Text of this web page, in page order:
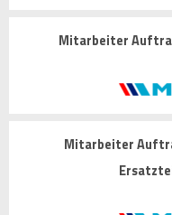
Mitarbeiter
Mitarbeiter